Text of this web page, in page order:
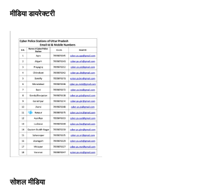
मीडिया डायरेक्टरी
सोशल मीडिया